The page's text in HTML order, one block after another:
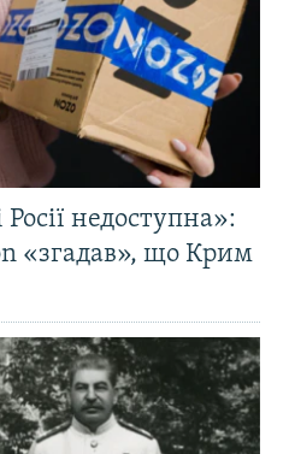
недоступна»:
«згадав», що Крим